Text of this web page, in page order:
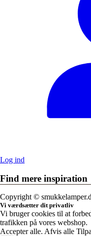
Log ind
Find mere inspiration
Copyright ©
Vi værdsætter dit privatliv
Vi bruger cookies til at
trafikken på vores webshop.
Accepter alle. Afvis alle